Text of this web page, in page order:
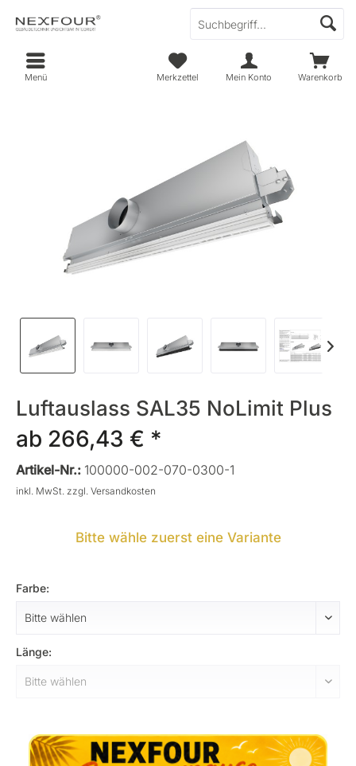
Warenkorb
Merkzettel Mein Konto
Menü
Luftauslass SAL35 NoLimit Plus
ab 266,43 € *
Artikel-Nr.: 100000-002-070-0300-1
inkl. MwSt. zzgl. Versandkosten
Bitte wähle zuerst eine Variante
Farbe:
Länge: